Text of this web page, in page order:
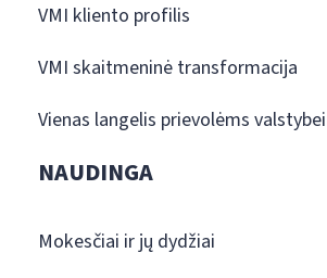
VMI kliento profilis
VMI skaitmeninė transformacija
Vienas langelis prievolėms
NAUDINGA
Mokesčiai ir jų dydžiai